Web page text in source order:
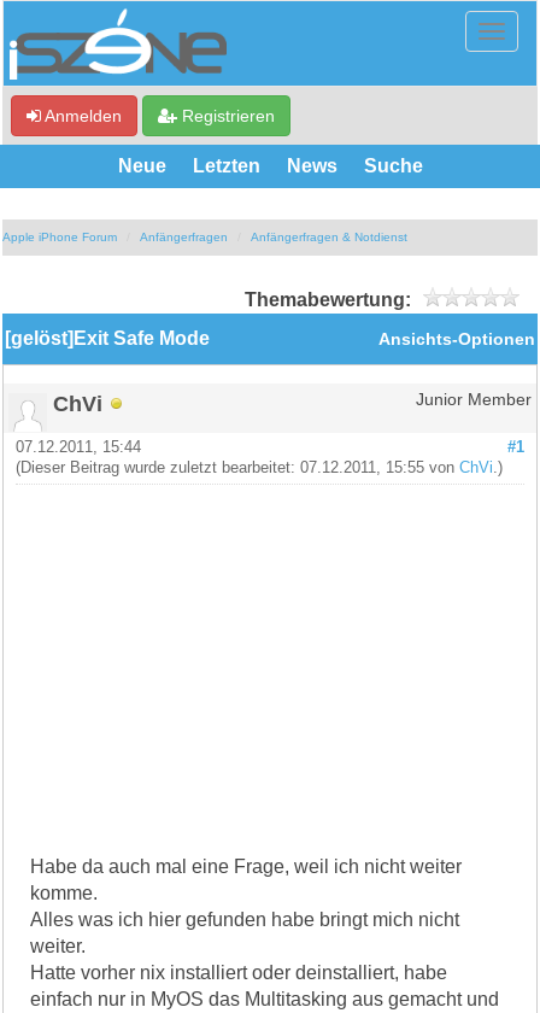
Anmelden Registrieren
Neue Letzten News Suche
Apple iPhone Forum Anfängerfragen Anfängerfragen & Notdienst
Themabewertung:
Ansichts-Optionen
[gelöst]Exit Safe Mode
ChVi Junior Member
#1
07.12.2011, 15:44
(Dieser Beitrag wurde zuletzt bearbeitet: 07.12.2011, 15:55 vonChVi .)
Habe da auch mal eine Frage, weil ich nicht weiter
komme.
Alles was ich hier gefunden habe bringt mich nicht
weiter.
Hatte vorher nix installiert oder deinstalliert, habe
einfach nur in MyOS das Multitasking aus gemacht und